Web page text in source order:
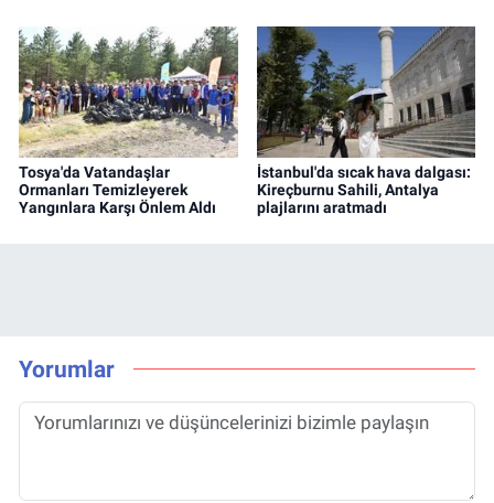
Tosya'da Vatandaşlar
Ormanları Temizleyerek
Yangınlara Karşı Önlem Aldı
İstanbul'da sıcak hava dalgası:
Kireçburnu Sahili, Antalya
plajlarını aratmadı
Yorumlar